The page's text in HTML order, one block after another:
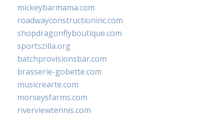
mickeybarmama.com
roadwayconstructioninc.com
shopdragonflyboutique.com
sportszilla.org
batchprovisionsbar.com
brasserie-gobette.com
musicrearte.com
morseysfarms.com
riverviewtennis.com